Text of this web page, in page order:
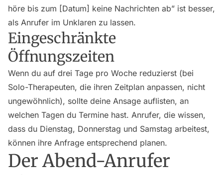
höre bis zum [Datum] keine Nachrichten ab” ist besser,
als Anrufer im Unklaren zu lassen.
Eingeschränkte
Öffnungszeiten
Wenn du auf drei Tage pro Woche reduzierst (bei
Solo-Therapeuten, die ihren Zeitplan anpassen, nicht
ungewöhnlich), sollte deine Ansage auflisten, an
welchen Tagen du Termine hast. Anrufer, die wissen,
dass du Dienstag, Donnerstag und Samstag arbeitest,
können ihre Anfrage entsprechend planen.
Der Abend-Anrufer